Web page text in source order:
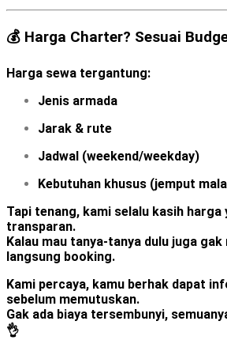
💰 Harga Charter? Sesuai
Harga sewa tergantung:
Jenis armada
Jarak & rute
Jadwal (weekend/weekday)
Kebutuhan khusus (jemput
Tapi tenang, kami selalu kasih harga
transparan.
Kalau mau tanya-tanya dulu juga
langsung booking.
Kami percaya, kamu berhak dapat
sebelum memutuskan.
Gak ada biaya tersembunyi,
👌